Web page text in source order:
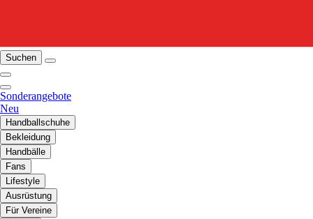
Suchen
Sonderangebote
Neu
Handballschuhe
Bekleidung
Handbälle
Fans
Lifestyle
Ausrüstung
Für Vereine